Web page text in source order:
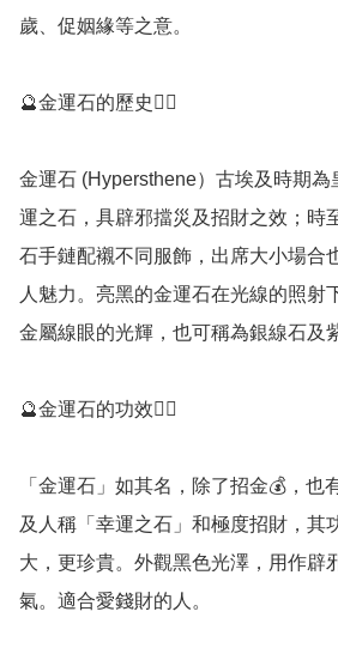
歲、促姻緣等之意。
🔮金運石的歷史💁‍♀️
金運石 (Hypersthene）古埃及時期
運之石，具辟邪擋災及招財之效；時
石手鏈配襯不同服飾，出席大小場合
人魅力。亮黑的金運石在光線的照射
金屬線眼的光輝，也可稱為銀線石及
🔮金運石的功效💁‍♀️
「金運石」如其名，除了招金💰，也
及人稱「幸運之石」和極度招財，其
大，更珍貴。外觀黑色光澤，用作辟
氣。適合愛錢財的人。